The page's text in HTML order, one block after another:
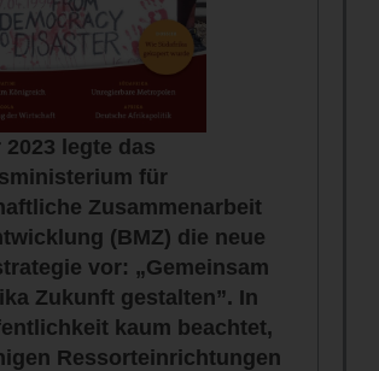
2023 legte das
für
Zusammenarbeit
(BMZ) die neue
vor: „Gemeinsam
Zukunft gestalten”. In
kaum beachtet,
Ressorteinrichtungen